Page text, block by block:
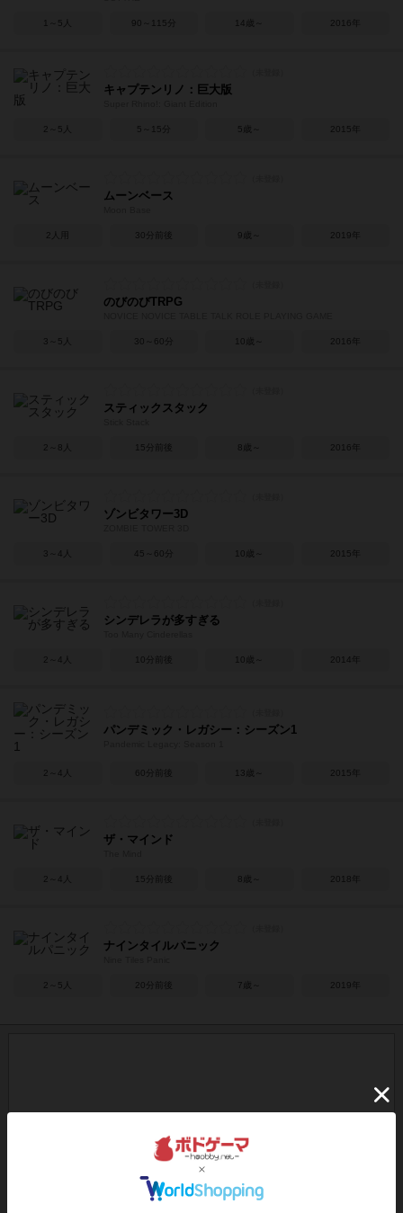
1～5人 90～115分 14歳～ 2016年
キャプテンリノ：巨大版
2～5人 5～15分 5歳～ 2015年
ムーンベース
2人用 30分前後 9歳～ 2019年
のびのびTRPG
3～5人 30～60分 10歳～ 2016年
スティックスタック
2～8人 15分前後 8歳～ 2016年
ゾンビタワー3D
3～4人 45～60分 10歳～ 2015年
シンデレラが多すぎる
2～4人 10分前後 10歳～ 2014年
パンデミック・レガシー：シーズン1
2～4人 60分前後 13歳～ 2015年
ザ・マインド
2～4人 15分前後 8歳～ 2018年
ナインタイルパニック
2～5人 20分前後 7歳～ 2019年